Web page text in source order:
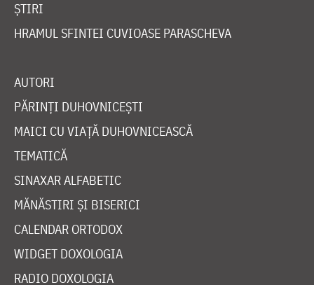
ȘTIRI
HRAMUL SFINTEI CUVIOASE PARASCHEVA
AUTORI
PĂRINȚI DUHOVNICEȘTI
MAICI CU VIAȚĂ DUHOVNICEASCĂ
TEMATICĂ
SINAXAR ALFABETIC
MĂNĂSTIRI ȘI BISERICI
CALENDAR ORTODOX
WIDGET DOXOLOGIA
RADIO DOXOLOGIA